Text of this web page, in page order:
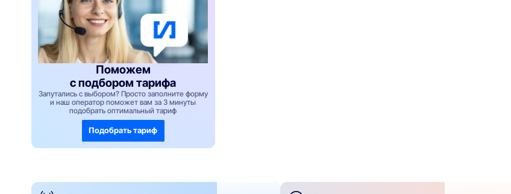
Поможем
с подбором тарифа
Запутались с выбором? Просто заполните форму
и наш оператор поможет вам за 3 минуты
подобрать оптимальный тариф
Подобрать тариф